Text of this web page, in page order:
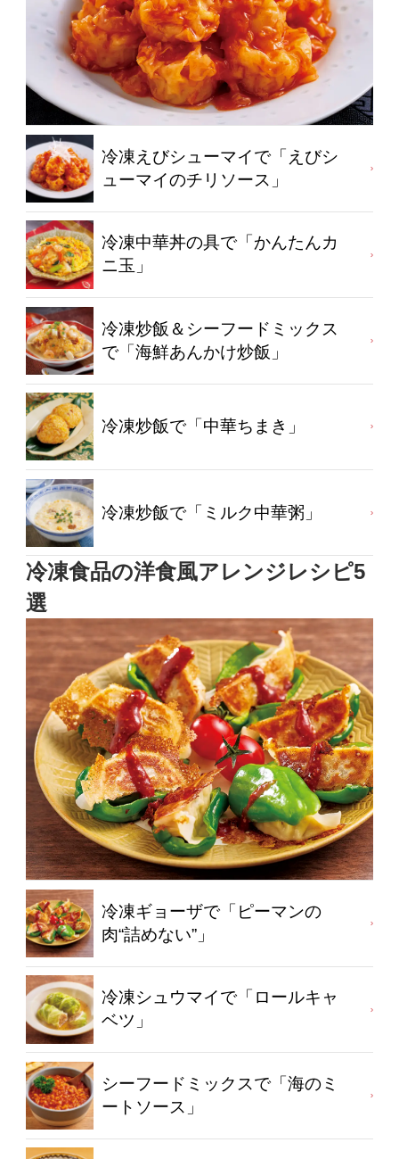
冷凍えびシューマイで「えびシ
ューマイのチリソース」
冷凍中華丼の具で「かんたんカ
ニ玉」
冷凍炒飯＆シーフードミックス
で「海鮮あんかけ炒飯」
冷凍炒飯で「中華ちまき」
冷凍炒飯で「ミルク中華粥」
冷凍食品の洋食風アレンジレシピ5
選
冷凍ギョーザで「ピーマンの
肉“詰めない”」
冷凍シュウマイで「ロールキャ
ベツ」
シーフードミックスで「海のミ
ートソース」